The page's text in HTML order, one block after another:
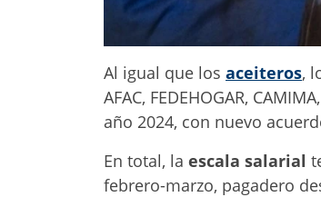
Al igual que los aceiteros,
AFAC, FEDEHOGAR,
año 2024, con nuevo
En total, la escala salarial
febrero-marzo, pagadero